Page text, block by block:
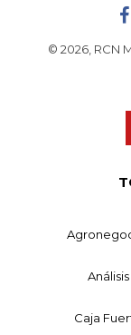
© 2026, RCN
Análisis
Caja